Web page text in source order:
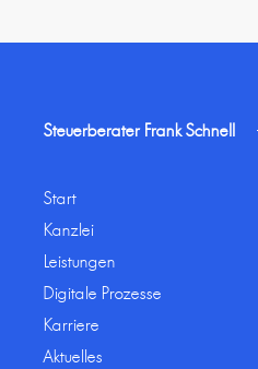
Steuerberater Frank Schnell
Start
Kanzlei
Leistungen
Digitale Prozesse
Karriere
Aktuelles